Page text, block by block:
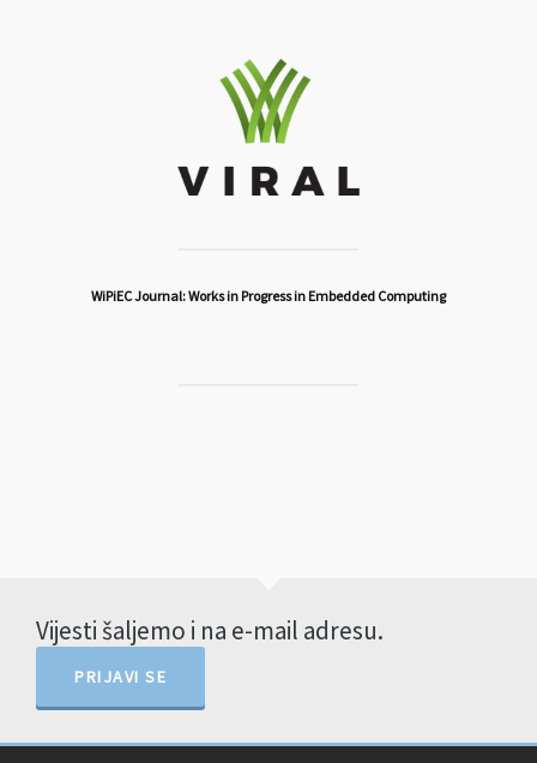
WiPiEC Journal: Works in Progress in Embedded Computing
Vijesti šaljemo i na e-mail adresu.
PRIJAVI SE